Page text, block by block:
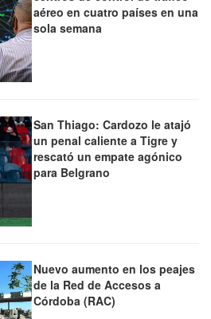
aéreo en cuatro países en una
sola semana
San Thiago: Cardozo le atajó
un penal caliente a Tigre y
rescató un empate agónico
para Belgrano
Nuevo aumento en los peajes
de la Red de Accesos a
Córdoba (RAC)